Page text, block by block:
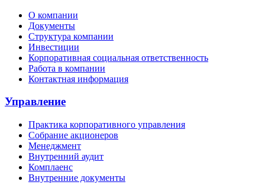
О компании
Документы
Структура компании
Инвестиции
Корпоративная социальная ответственность
Работа в компании
Контактная информация
Управление
Практика корпоративного управления
Собрание акционеров
Менеджмент
Внутренний аудит
Комплаенс
Внутренние документы